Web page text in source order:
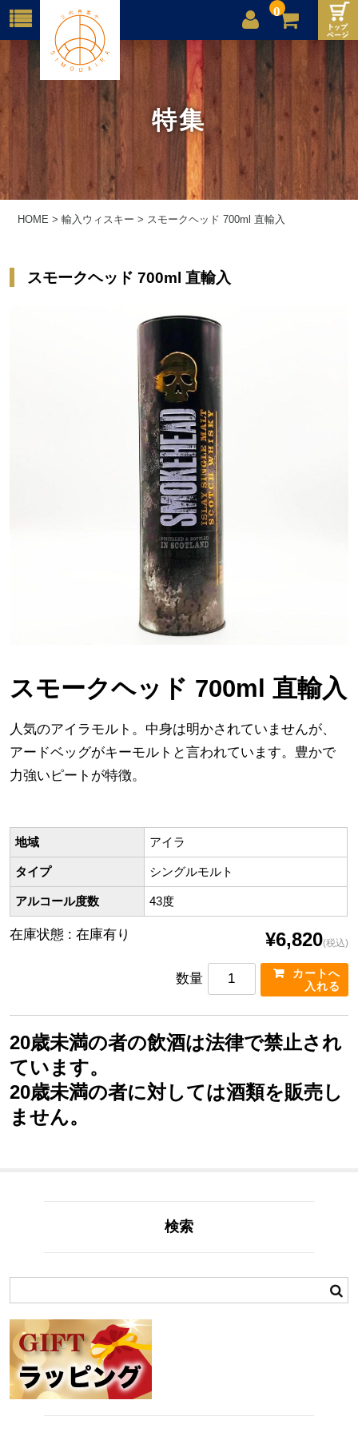
0
店舗案内
ご利用案内
送料
お問合せ
特集
HOME >輸入ウィスキー > スモークヘッド 700ml 直輸入
スモークヘッド 700ml 直輸入
スモークヘッド 700ml 直輸入
人気のアイラモルト。中身は明かされていませんが、
アードベッグがキーモルトと言われています。豊かで
力強いピートが特徴。
地域 アイラ
タイプ シングルモルト
アルコール度数 43度
在庫状態 : 在庫有り ¥6,820(税込)
数量
20歳未満の者の飲酒は法律で禁止され
ています。
20歳未満の者に対しては酒類を販売し
ません。
検索